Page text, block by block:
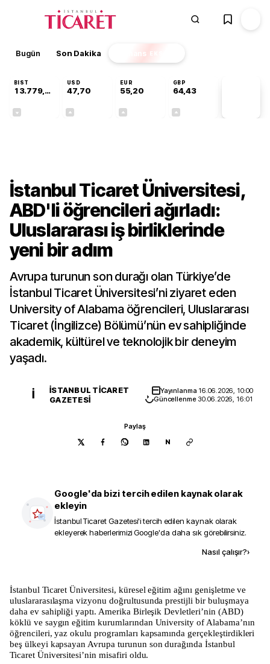
Bugün Son Dakika Finans EKSTRA
BIST
13.779,39
USD
47,70
EUR
55,20
GBP
64,43
İstanbul Ticaret Üniversitesi,
ABD'li öğrencileri ağırladı:
Uluslararası iş birliklerinde
yeni bir adım
Avrupa turunun son durağı olan Türkiye’de
İstanbul Ticaret Üniversitesi’ni ziyaret eden
University of Alabama öğrencileri, Uluslararası
Ticaret (İngilizce) Bölümü’nün ev sahipliğinde
akademik, kültürel ve teknolojik bir deneyim
yaşadı.
İ
İSTANBUL TICARET
GAZETESI
Yayınlanma 16.06.2026, 10:00
Güncellenme 30.06.2026, 16:01
Paylaş
N
Google'da bizi tercih edilen kaynak olarak
ekleyin
İstanbul Ticaret Gazetesi'i tercih edilen kaynak olarak
ekleyerek haberlerimizi Google'da daha sık görebilirsiniz.
Nasıl çalışır?›
İstanbul Ticaret Üniversitesi, küresel eğitim ağını genişletme ve
uluslararasılaşma vizyonu doğrultusunda prestijli bir buluşmaya
daha ev sahipliği yaptı. Amerika Birleşik Devletleri’nin (ABD)
köklü ve saygın eğitim kurumlarından University of Alabama’nın
öğrencileri, yaz okulu programları kapsamında gerçekleştirdikleri
beş ülkeyi kapsayan Avrupa turunun son durağında İstanbul
Ticaret Üniversitesi’nin misafiri oldu.